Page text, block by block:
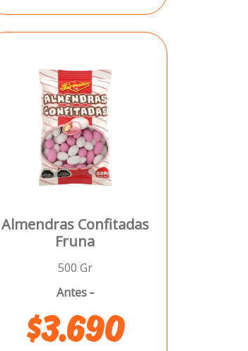
Almendras Confitadas
Fruna
500 Gr
Antes-
$3.690